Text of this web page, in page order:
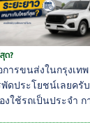
ด?
การขนส่งในกรุงเท
ดประโยชน์เลยครั
ใช้รถเป็นประจำ กา